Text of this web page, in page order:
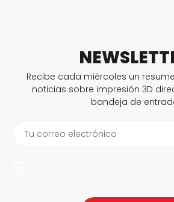
Recibe cada miércoles un
noticias sobre impresión 3D
bandeja de
Tu correo electrónico